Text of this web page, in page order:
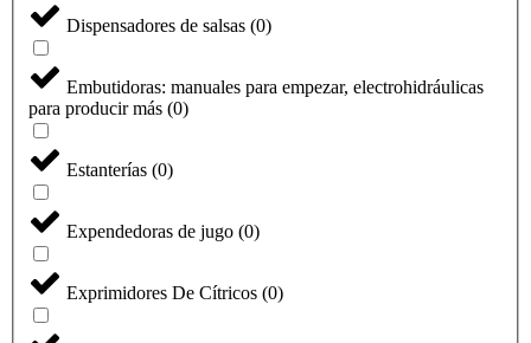
Dispensadores de salsas (0)
Embutidoras: manuales para empezar, electrohidráulicas
para producir más (0)
Estanterías (0)
Expendedoras de jugo (0)
Exprimidores De Cítricos (0)